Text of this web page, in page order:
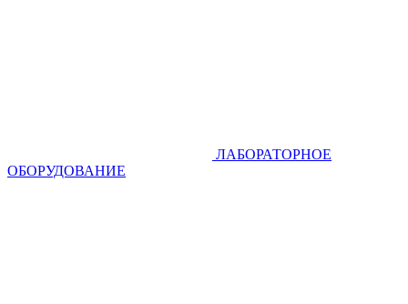
ЛАБОРАТОРНОЕ
ОБОРУДОВАНИЕ